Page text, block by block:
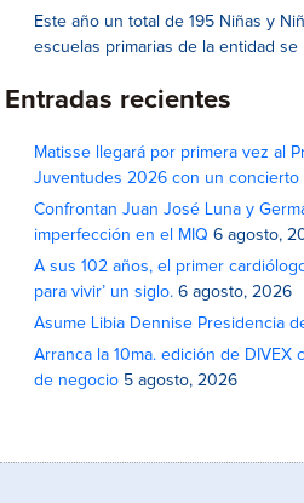
Este año un total de 195 Niñas y
escuelas primarias de la entidad
Entradas recientes
Matisse llegará por primera vez al
Juventudes 2026 con un concierto
Confrontan Juan José Luna y
imperfección en el MIQ 6 agosto,
A sus 102 años, el primer
para vivir’ un siglo. 6 agosto, 2026
Asume Libia Dennise Presidencia
Arranca la 10ma. edición de
de negocio 5 agosto, 2026